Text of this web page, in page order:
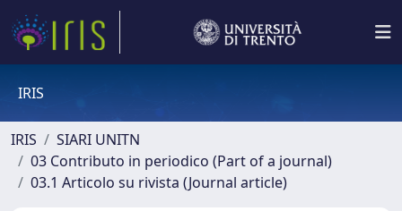
IRIS
IRIS
SIARI UNITN
03 Contributo in periodico (Part of a journal)
03.1 Articolo su rivista (Journal article)